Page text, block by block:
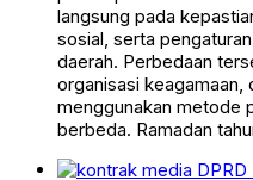
langsung pada
sosial, serta
daerah. Perbedaan
organisasi keagamaan,
menggunakan metode
berbeda. Ramadan